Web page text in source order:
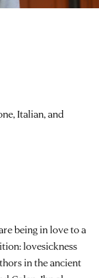
Italian, and
being in love to a
lovesickness
in the ancient